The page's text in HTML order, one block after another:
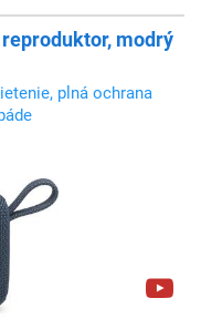
modrý
plná ochrana